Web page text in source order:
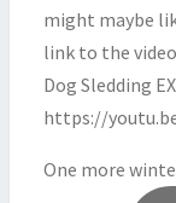
One more